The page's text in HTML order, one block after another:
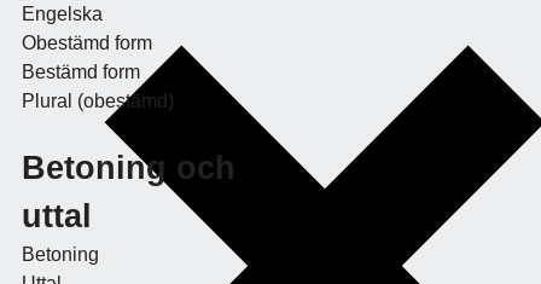
Engelska
Obestämd form
Bestämd form
Plural (obestämd)
Betoning och
uttal
Betoning